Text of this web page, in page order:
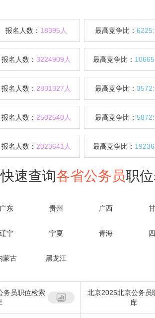
报名人数： 18395人 最高竞争比：
报名人数： 3224909人 最高竞争比：
报名人数： 2831327人 最高竞争比：
报名人数： 2502540人 最高竞争比：
报名人数： 2023641人 最高竞争比：
快速查询各省公务员职
广东 贵州 广西
辽宁 宁夏 青海
蒙古 黑龙江
务员职位检索
北京2025北京公务员
库